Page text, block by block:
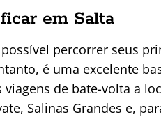
em Salta
possível percorrer seus
é uma excelente
viagens de bate-volta a
Salinas Grandes e,